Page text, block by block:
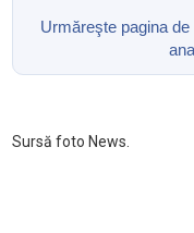
Urmăreşte pagina de
Sursă foto News.